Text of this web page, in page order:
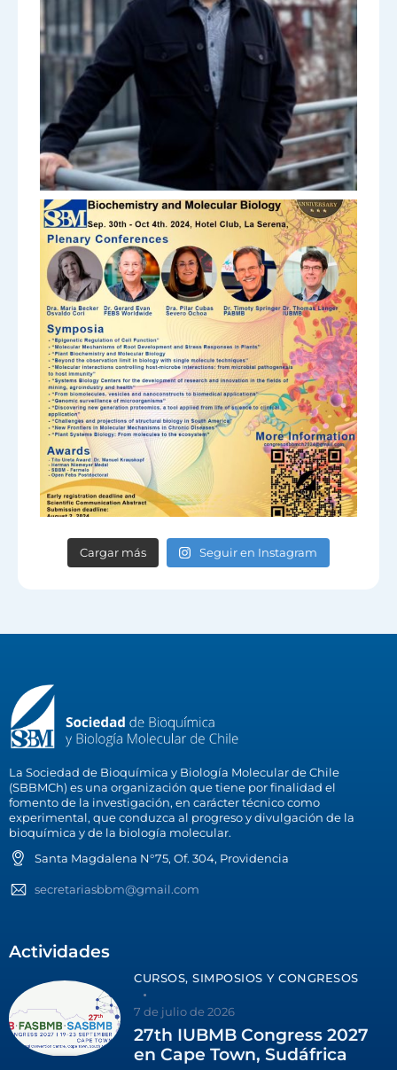
Cargar más Seguir en Instagram
La Sociedad de Bioquímica y Biología Molecular de Chile
(SBBMCh) es una organización que tiene por finalidad el
fomento de la investigación, en carácter técnico como
experimental, que conduzca al progreso y divulgación de la
bioquímica y de la biología molecular.
Santa Magdalena N°75, Of. 304, Providencia
secretariasbbm@gmail.com
Actividades
CURSOS, SIMPOSIOS Y CONGRESOS
7 de julio de 2026
27th IUBMB Congress 2027
en Cape Town, Sudáfrica